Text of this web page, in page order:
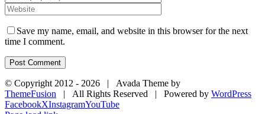
Save my name, email, and website in this browser for the next
time I comment.
© Copyright 2012 - 2026 | Avada Theme by
ThemeFusion | All Rights Reserved | Powered by WordPress
FacebookXInstagramYouTube